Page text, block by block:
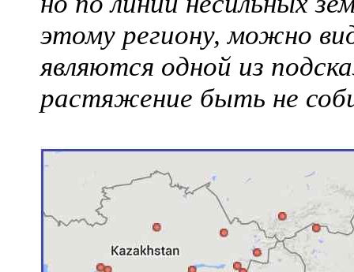
этому региону, можно
являются одной из
растяжение быть не